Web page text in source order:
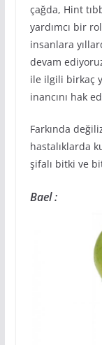
çağda, Hint
yardımcı bir
insanlara
devam
ile ilgili birkaç
inancını hak
Farkında
hastalıklarda
şifalı bitki ve
Bael :